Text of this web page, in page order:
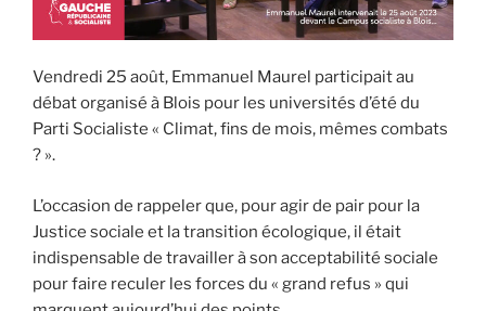
Vendredi 25 août, Emmanuel Maurel participait au
débat organisé à Blois pour les universités d’été du
Parti Socialiste « Climat, fins de mois, mêmes combats
? ».
L’occasion de rappeler que, pour agir de pair pour la
Justice sociale et la transition écologique, il était
indispensable de travailler à son acceptabilité sociale
pour faire reculer les forces du « grand refus » qui